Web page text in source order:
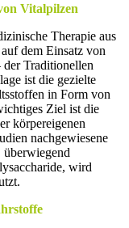
Vitalpilzen
Therapie aus
dem Einsatz von
Traditionellen
ist die gezielte
in Form von
Ziel ist die
körpereigenen
nachgewiesene
wird